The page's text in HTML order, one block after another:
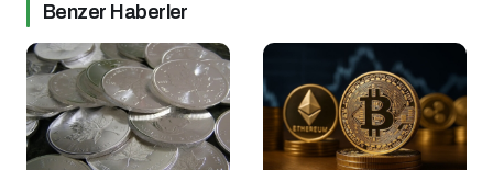
Benzer Haberler